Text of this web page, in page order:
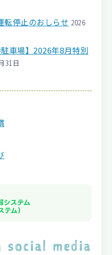
転停止のおしらせ 2026
駐車場】2026年8月特別
31日